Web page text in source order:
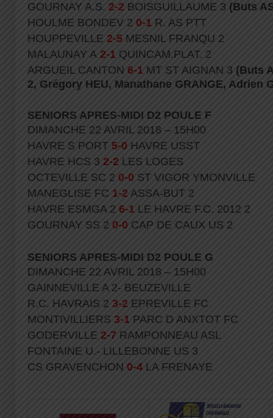
GOURNAY A.S. 2-2 BOISGUILLAUME 3 (Buts
HOULME BONDEV 2 0-1 R. AS PTT
HOUPPEVILLE 2-5 MESNIL FRANQU 2
MALAUNAY A 2-1 QUINCAM.PLAT. 2
ARGUEIL CANTON 6-1 MT ST AIGNAN 3 (Buts
2, Grégory HEU, Manathane GRANGE, Adrien
SENIORS APRES-MIDI D2 POULE F
DIMANCHE 22 AVRIL 2018 – 15H00
HAVRE S PORT 5-0 HAVRE USST
HAVRE HCS 3 2-2 LES LOGES
OCTEVILLE SC 2 0-0 ST VIGOR YMONVILLE
MANEGLISE FC 1-2 ASSA-BUT 2
HAVRE ESMGA 2 6-1 LE HAVRE F.C. 2012 2
GOURNAY SS 2 0-0 CAP DE CAUX US 2
SENIORS APRES-MIDI D2 POULE G
DIMANCHE 22 AVRIL 2018 – 15H00
GAINNEVILLE A 2- BEUZEVILLE
R.C. HAVRAIS 2 3-2 EPREVILLE FC
MONTIVILLIERS 3-1 PARC D ANXTOT FC
GODERVILLE 2-7 RAMPONNEAU ASL
FONTAINE U.- LILLEBONNE US 3
CS GRAVENCHON 0-4 LA FRENAYE